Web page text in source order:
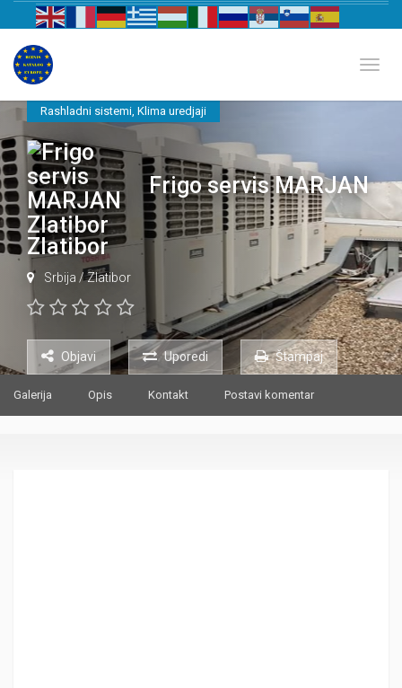
Rashladni sistemi, Klima uredjaji
Frigo servis MARJAN
Zlatibor
Srbija /Zlatibor
Objavi Uporedi Štampaj
Galerija Opis Kontakt Postavi komentar